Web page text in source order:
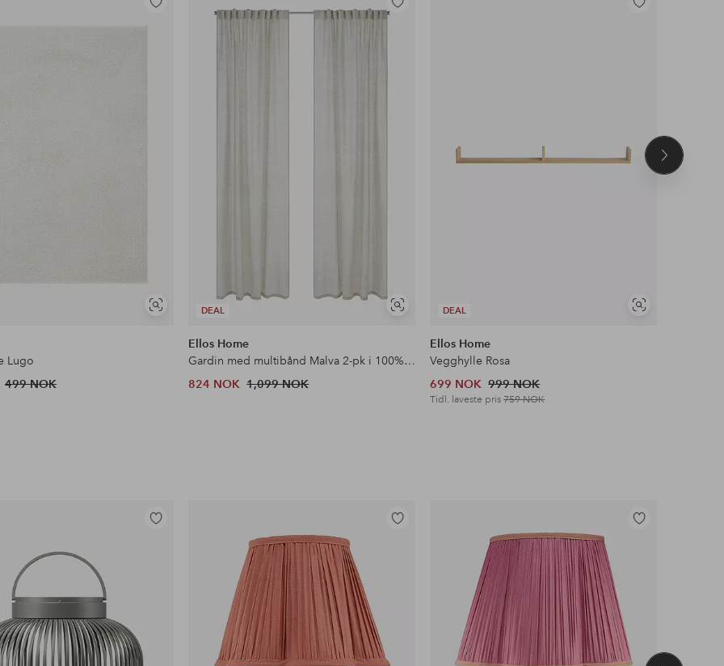
Vis
Legg
til
Lugo
499 NOK
DEAL
Vis
Legg
Ellos Home
Gardin med multibånd Malva 2-pk i 100% lin
824 NOK 1,099 NOK
DEAL
Vis
Legg
Ellos Home
Vegghylle Rosa
699 NOK 999 NOK
Tidl. laveste pris759 NOK
Neste
Legg
Legg
Legg